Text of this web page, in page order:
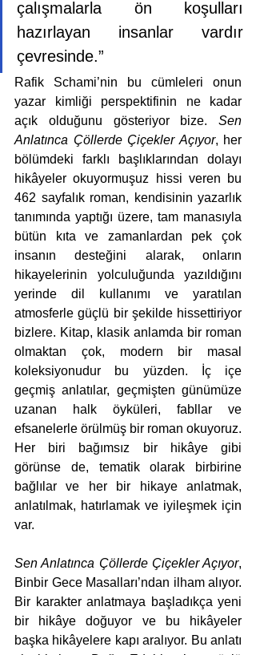
çalışmalarla ön koşulları
hazırlayan insanlar vardır
çevresinde.”
Rafik Schami’nin bu cümleleri onun
yazar kimliği perspektifinin ne kadar
açık olduğunu gösteriyor bize. Sen
Anlatınca Çöllerde Çiçekler Açıyor, her
bölümdeki farklı başlıklarından dolayı
hikâyeler okuyormuşuz hissi veren bu
462 sayfalık roman, kendisinin yazarlık
tanımında yaptığı üzere, tam manasıyla
bütün kıta ve zamanlardan pek çok
insanın desteğini alarak, onların
hikayelerinin yolculuğunda yazıldığını
yerinde dil kullanımı ve yaratılan
atmosferle güçlü bir şekilde hissettiriyor
bizlere. Kitap, klasik anlamda bir roman
olmaktan çok, modern bir masal
koleksiyonudur bu yüzden. İç içe
geçmiş anlatılar, geçmişten günümüze
uzanan halk öyküleri, fabllar ve
efsanelerle örülmüş bir roman okuyoruz.
Her biri bağımsız bir hikâye gibi
görünse de, tematik olarak birbirine
bağlılar ve her bir hikaye anlatmak,
anlatılmak, hatırlamak ve iyileşmek için
var.
Sen Anlatınca Çöllerde Çiçekler Açıyor,
Binbir Gece Masalları’ndan ilham alıyor.
Bir karakter anlatmaya başladıkça yeni
bir hikâye doğuyor ve bu hikâyeler
başka hikâyelere kapı aralıyor. Bu anlatı